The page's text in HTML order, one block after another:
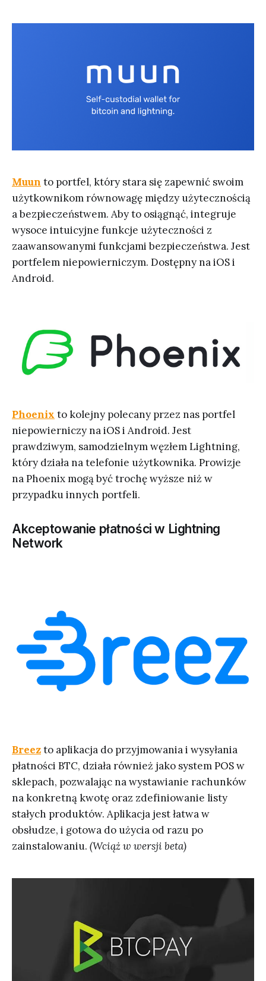
Muun to portfel, który stara się zapewnić swoim
użytkownikom równowagę między użytecznością
a bezpieczeństwem. Aby to osiągnąć, integruje
wysoce intuicyjne funkcje użyteczności z
zaawansowanymi funkcjami bezpieczeństwa. Jest
portfelem niepowierniczym. Dostępny na iOS i
Android.
Phoenix to kolejny polecany przez nas portfel
niepowierniczy na iOS i Android. Jest
prawdziwym, samodzielnym węzłem Lightning,
który działa na telefonie użytkownika. Prowizje
na Phoenix mogą być trochę wyższe niż w
przypadku innych portfeli.
Akceptowanie płatności w Lightning
Network
Breezto aplikacja do przyjmowania i wysyłania
płatności BTC, działa również jako system POS w
sklepach, pozwalając na wystawianie rachunków
na konkretną kwotę oraz zdefiniowanie listy
stałych produktów. Aplikacja jest łatwa w
obsłudze, i gotowa do użycia od razu po
zainstalowaniu. (Wciąż w wersji beta)